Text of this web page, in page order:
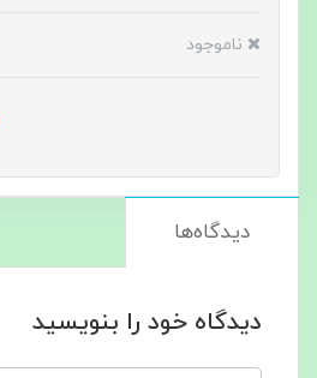
ناموجود
دیدگاه‌ها
دیدگاه خود را بنویسید